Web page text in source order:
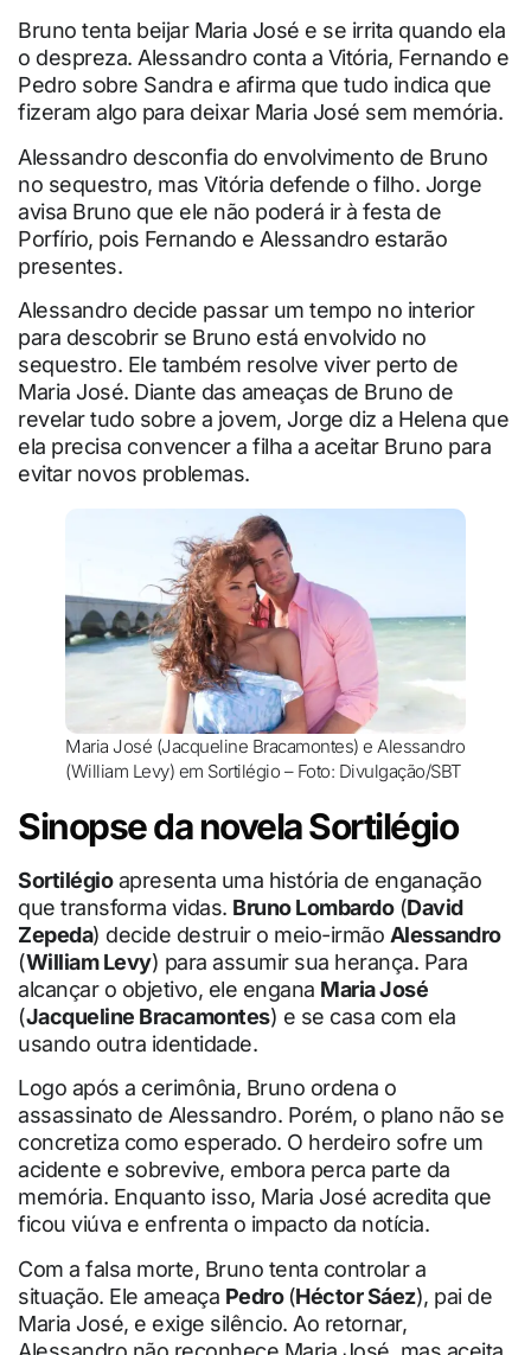
Bruno tenta beijar Maria José e se irrita quando ela
o despreza. Alessandro conta a Vitória, Fernando e
Pedro sobre Sandra e afirma que tudo indica que
fizeram algo para deixar Maria José sem memória.
Alessandro desconfia do envolvimento de Bruno
no sequestro, mas Vitória defende o filho. Jorge
avisa Bruno que ele não poderá ir à festa de
Porfírio, pois Fernando e Alessandro estarão
presentes.
Alessandro decide passar um tempo no interior
para descobrir se Bruno está envolvido no
sequestro. Ele também resolve viver perto de
Maria José. Diante das ameaças de Bruno de
revelar tudo sobre a jovem, Jorge diz a Helena que
ela precisa convencer a filha a aceitar Bruno para
evitar novos problemas.
Maria José (Jacqueline Bracamontes) e Alessandro
(William Levy) em Sortilégio – Foto: Divulgação/SBT
Sinopse da novela Sortilégio
Sortilégioapresenta uma história de enganação
que transforma vidas. Bruno Lombardo(David
Zepeda) decide destruir o meio-irmão Alessandro
(William Levy) para assumir sua herança. Para
alcançar o objetivo, ele engana Maria José
(Jacqueline Bracamontes) e se casa com ela
usando outra identidade.
Logo após a cerimônia, Bruno ordena o
assassinato de Alessandro. Porém, o plano não se
concretiza como esperado. O herdeiro sofre um
acidente e sobrevive, embora perca parte da
memória. Enquanto isso, Maria José acredita que
ficou viúva e enfrenta o impacto da notícia.
Com a falsa morte, Bruno tenta controlar a
situação. Ele ameaça Pedro (Héctor Sáez), pai de
Maria José, e exige silêncio. Ao retornar,